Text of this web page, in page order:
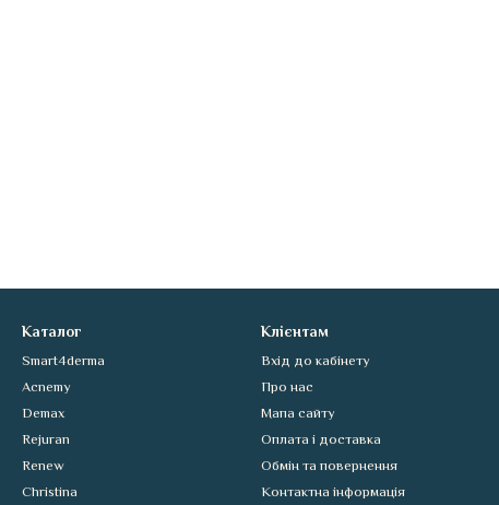
Каталог
Smart4derma
Acnemy
Demax
Rejuran
Renew
Christina
Клієнтам
Вхід до кабінету
Про нас
Мапа сайту
Оплата і доставка
Обмін та повернення
Контактна інформація